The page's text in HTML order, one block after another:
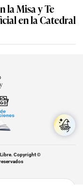
la Misa y Te
en la Catedral
Libre. Copyright ©